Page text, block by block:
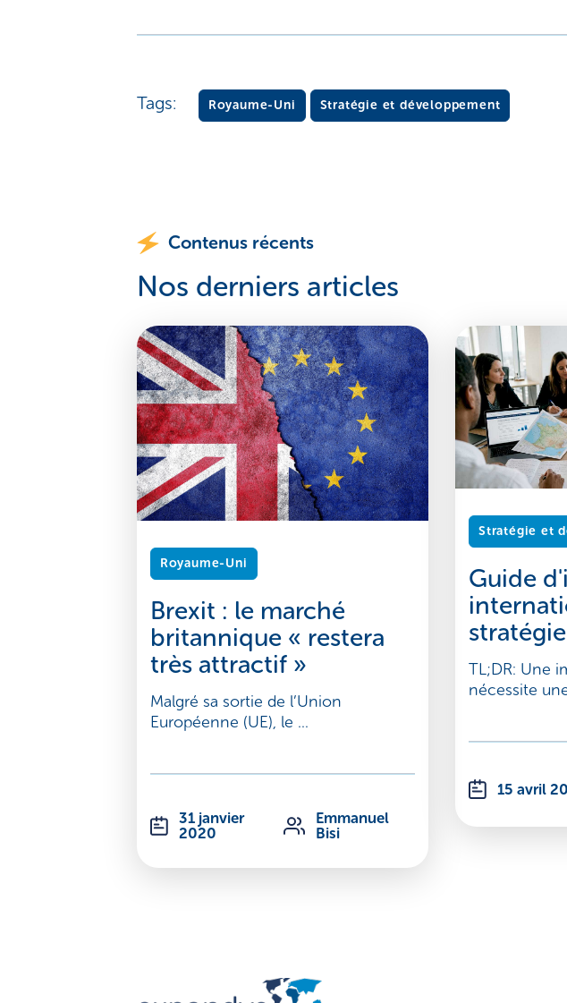
Tags: Royaume-Uni Stratégie et développement
Contenus récents
Nos derniers articles
Royaume-Uni
Brexit : le marché
britannique « restera
très attractif »
Malgré sa sortie de l’Union
Européenne (UE), le ...
31 janvier
2020
Emmanuel
Bisi
Stratégie et
Guide
TL;DR: Une
nécessite
15 avril